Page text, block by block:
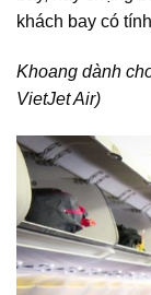
khách bay có
Khoang dành
VietJet Air)